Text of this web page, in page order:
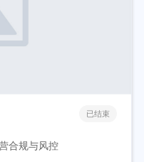
已结束
合规与风控